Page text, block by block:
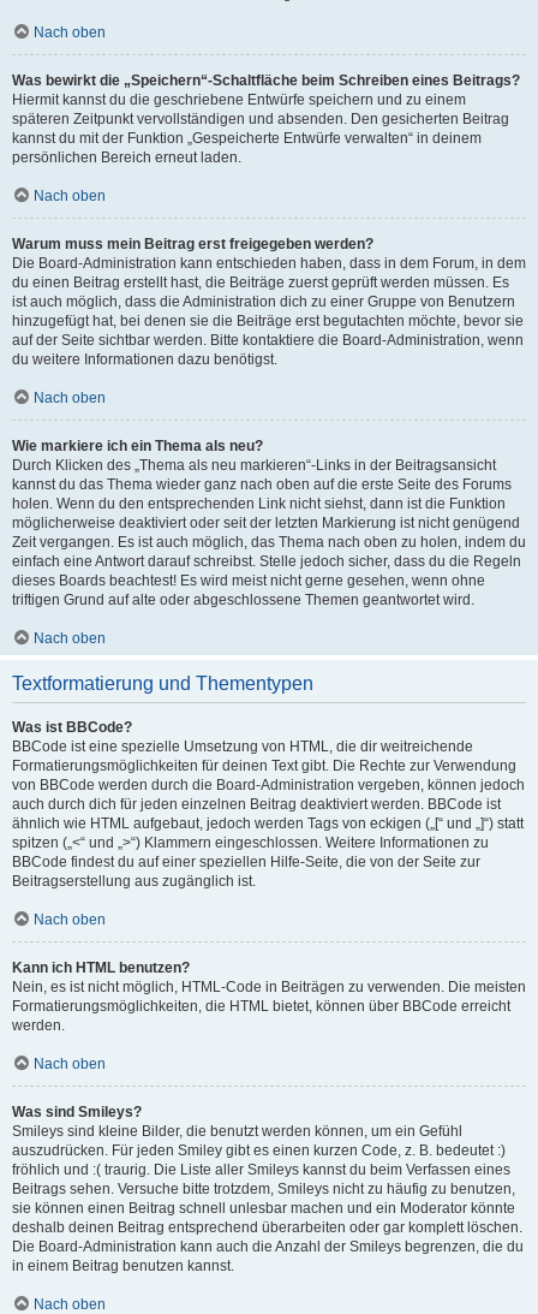
Nach oben
Was bewirkt die „Speichern“-Schaltfläche beim Schreiben eines Beitrags?
Hiermit kannst du die geschriebene Entwürfe speichern und zu einem
späteren Zeitpunkt vervollständigen und absenden. Den gesicherten Beitrag
kannst du mit der Funktion „Gespeicherte Entwürfe verwalten“ in deinem
persönlichen Bereich erneut laden.
Nach oben
Warum muss mein Beitrag erst freigegeben werden?
Die Board-Administration kann entschieden haben, dass in dem Forum, in dem
du einen Beitrag erstellt hast, die Beiträge zuerst geprüft werden müssen. Es
ist auch möglich, dass die Administration dich zu einer Gruppe von Benutzern
hinzugefügt hat, bei denen sie die Beiträge erst begutachten möchte, bevor sie
auf der Seite sichtbar werden. Bitte kontaktiere die Board-Administration, wenn
du weitere Informationen dazu benötigst.
Nach oben
Wie markiere ich ein Thema als neu?
Durch Klicken des „Thema als neu markieren“-Links in der Beitragsansicht
kannst du das Thema wieder ganz nach oben auf die erste Seite des Forums
holen. Wenn du den entsprechenden Link nicht siehst, dann ist die Funktion
möglicherweise deaktiviert oder seit der letzten Markierung ist nicht genügend
Zeit vergangen. Es ist auch möglich, das Thema nach oben zu holen, indem du
einfach eine Antwort darauf schreibst. Stelle jedoch sicher, dass du die Regeln
dieses Boards beachtest! Es wird meist nicht gerne gesehen, wenn ohne
triftigen Grund auf alte oder abgeschlossene Themen geantwortet wird.
Nach oben
Textformatierung und Thementypen
Was ist BBCode?
BBCode ist eine spezielle Umsetzung von HTML, die dir weitreichende
Formatierungsmöglichkeiten für deinen Text gibt. Die Rechte zur Verwendung
von BBCode werden durch die Board-Administration vergeben, können jedoch
auch durch dich für jeden einzelnen Beitrag deaktiviert werden. BBCode ist
ähnlich wie HTML aufgebaut, jedoch werden Tags von eckigen („[“ und „]“) statt
spitzen („<“ und „>“) Klammern eingeschlossen. Weitere Informationen zu
BBCode findest du auf einer speziellen Hilfe-Seite, die von der Seite zur
Beitragserstellung aus zugänglich ist.
Nach oben
Kann ich HTML benutzen?
Nein, es ist nicht möglich, HTML-Code in Beiträgen zu verwenden. Die meisten
Formatierungsmöglichkeiten, die HTML bietet, können über BBCode erreicht
werden.
Nach oben
Was sind Smileys?
Smileys sind kleine Bilder, die benutzt werden können, um ein Gefühl
auszudrücken. Für jeden Smiley gibt es einen kurzen Code, z. B. bedeutet :)
fröhlich und :( traurig. Die Liste aller Smileys kannst du beim Verfassen eines
Beitrags sehen. Versuche bitte trotzdem, Smileys nicht zu häufig zu benutzen,
sie können einen Beitrag schnell unlesbar machen und ein Moderator könnte
deshalb deinen Beitrag entsprechend überarbeiten oder gar komplett löschen.
Die Board-Administration kann auch die Anzahl der Smileys begrenzen, die du
in einem Beitrag benutzen kannst.
Nach oben